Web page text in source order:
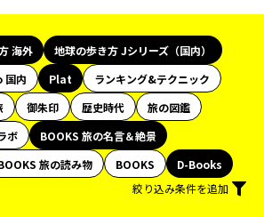
海外
地球の歩き方 Jシリーズ（国内）
国内 Plat
ランキング&テクニック
御朱印 歴史時代
旅の図鑑
ボ
BOOKS 旅の名言＆絶景
旅の読み物 BOOKS
D-Books
絞り込み条件を追加